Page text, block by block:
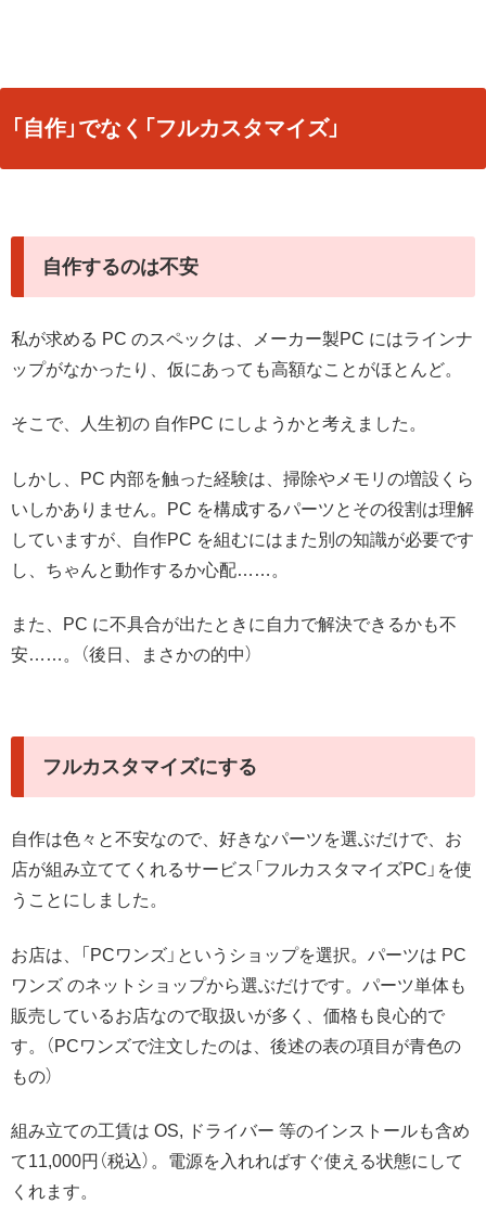
「自作」でなく「フルカスタマイズ」
自作するのは不安
私が求める PC のスペックは、メーカー製PC にはラインナ
ップがなかったり、仮にあっても高額なことがほとんど。
そこで、人生初の 自作PC にしようかと考えました。
しかし、PC 内部を触った経験は、掃除やメモリの増設くら
いしかありません。PC を構成するパーツとその役割は理解
していますが、自作PC を組むにはまた別の知識が必要です
し、ちゃんと動作するか心配……。
また、PC に不具合が出たときに自力で解決できるかも不
安……。（後日、まさかの的中）
フルカスタマイズにする
自作は色々と不安なので、好きなパーツを選ぶだけで、お
店が組み立ててくれるサービス「フルカスタマイズPC」を使
うことにしました。
お店は、「PCワンズ」というショップを選択。パーツは PC
ワンズ のネットショップから選ぶだけです。パーツ単体も
販売しているお店なので取扱いが多く、価格も良心的で
す。（PCワンズで注文したのは、後述の表の項目が青色の
もの）
組み立ての工賃は OS, ドライバー 等のインストールも含め
て11,000円（税込）。電源を入れればすぐ使える状態にして
くれます。